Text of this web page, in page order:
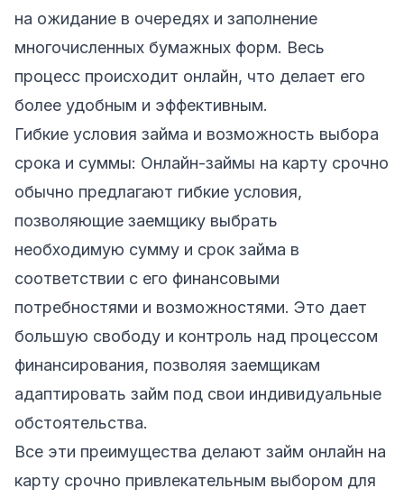
на ожидание в очередях и заполнение
многочисленных бумажных форм. Весь
процесс происходит онлайн, что делает его
более удобным и эффективным.
Гибкие условия займа и возможность выбора
срока и суммы: Онлайн-займы на карту срочно
обычно предлагают гибкие условия,
позволяющие заемщику выбрать
необходимую сумму и срок займа в
соответствии с его финансовыми
потребностями и возможностями. Это дает
большую свободу и контроль над процессом
финансирования, позволяя заемщикам
адаптировать займ под свои индивидуальные
обстоятельства.
Все эти преимущества делают займ онлайн на
карту срочно привлекательным выбором для